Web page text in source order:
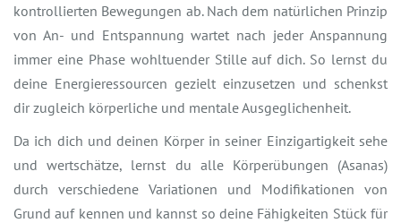
kontrollierten Bewegungen ab. Nach dem natürlichen Prinzip
von An- und Entspannung wartet nach jeder Anspannung
immer eine Phase wohltuender Stille auf dich. So lernst du
deine Energieressourcen gezielt einzusetzen und schenkst
dir zugleich körperliche und mentale Ausgeglichenheit.
Da ich dich und deinen Körper in seiner Einzigartigkeit sehe
und wertschätze, lernst du alle Körperübungen (Asanas)
durch verschiedene Variationen und Modifikationen von
Grund auf kennen und kannst so deine Fähigkeiten Stück für